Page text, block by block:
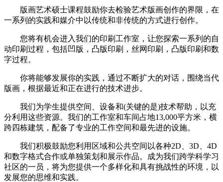
版画艺术硕士课程鼓励你去检验艺术版画创作的界限，在
一系列的实践和媒介中以传统和非传统的方式进行创作。
您将有机会进入我们的印刷工作室，让您探索一系列的自
动印刷过程，包括凹版，凸版印刷，丝网印刷，凸版印刷和数
字过程。
你将能够发展你的实践，通过不断扩大的对话，围绕当代
版画，根据最近和正在进行的技术进步。
我们为学生提供空间、设备和(关键的是)技术帮助，以充
分利用这些资源。我们的工作室和车间占地13,000平方米，横
跨四栋建筑，配备了专业的工作空间和最先进的设施。
我们积极鼓励您利用区域和公共空间以各种2D、3D、4D
和数字格式合作或单独策划和展示作品。成为我们跨学科学习
社区的一员，将为您提供一个多样化和具有挑战性的环境，以
发展您的思维和实践。